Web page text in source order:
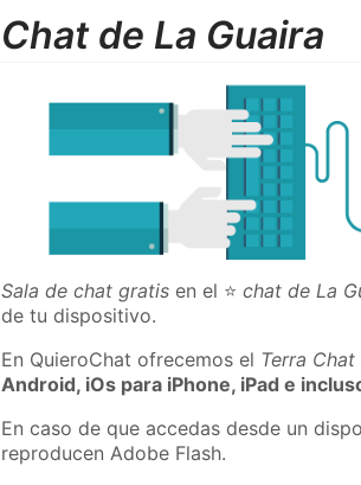
Chat de La Guaira
Sala de chat gratis en el ⭐chat de La
de tu dispositivo.
En QuieroChat ofrecemos el Terra Chat
Android, iOs para iPhone, iPad e
En caso de que accedas desde un
reproducen Adobe Flash.